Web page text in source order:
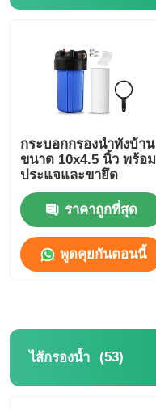
กระบอกกรองน้ำทั้งบ้าน
ขนาด 10x4.5 นิ้ว พร้อม
ประแจและขายึด
ราคาถูกที่สุด
พูดคุยกันตอนนี้
ไส้กรองน้ำ (53)